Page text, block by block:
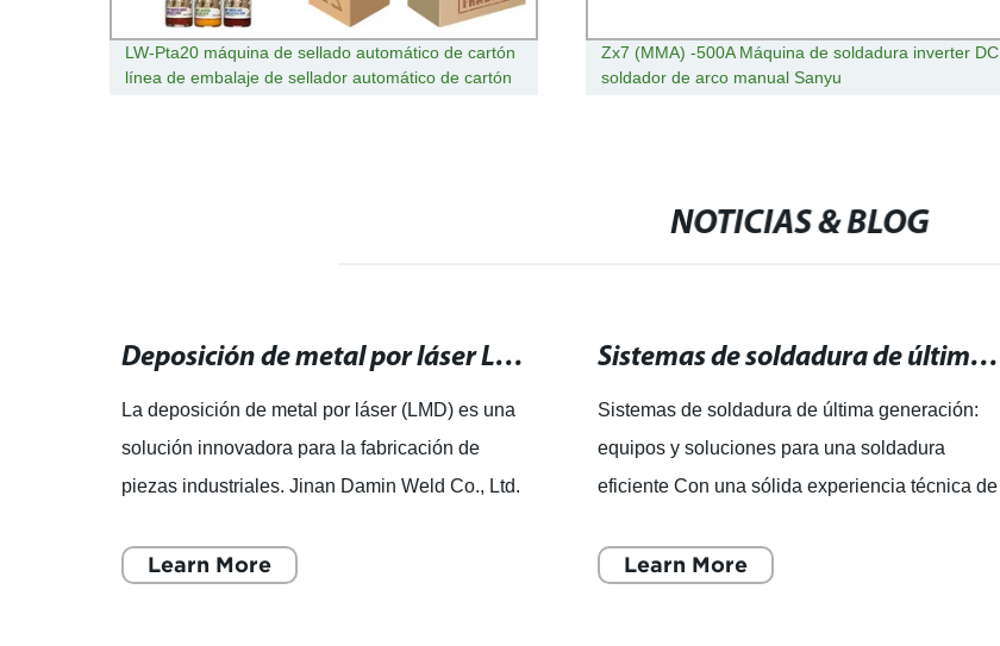
LW-Pta20 máquina de sellado automático de cartón
línea de embalaje de sellador automático de cartón
Zx7 (MMA) -500A Máquina de soldadura inverter DC
soldador de arco manual Sanyu
NOTICIAS & BLOG
Deposición de metal por láser LMD: la solución innovadora para la fabricación de piezas industriales.
La deposición de metal por láser (LMD) es una
solución innovadora para la fabricación de
piezas industriales. Jinan Damin Weld Co., Ltd.
una sólid
Learn More
Sistemas de soldadura de última generación: equipos y soluciones para una soldadura eficiente
Sistemas de soldadura de última generación:
equipos y soluciones para una soldadura
eficiente Con una sólida experiencia técnica de
fabricante y exportador l
Learn More